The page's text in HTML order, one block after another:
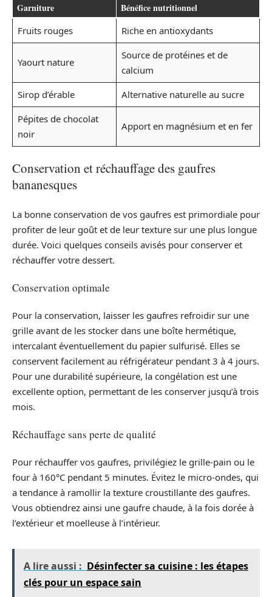
Garniture Bénéfice nutritionnel
Fruits rouges Riche en antioxydants
Yaourt nature
Source de protéines et de
calcium
Sirop d’érable
Alternative naturelle au sucre
Pépites de chocolat
noir
Apport en magnésium et en fer
Conservation et réchauffage des gaufres
bananesques
La bonne conservation de vos gaufres est primordiale pour
profiter de leur goût et de leur texture sur une plus longue
durée. Voici quelques conseils avisés pour conserver et
réchauffer votre dessert.
Conservation optimale
Pour la conservation, laisser les gaufres refroidir sur une
grille avant de les stocker dans une boîte hermétique,
intercalant éventuellement du papier sulfurisé. Elles se
conservent facilement au réfrigérateur pendant 3 à 4 jours.
Pour une durabilité supérieure, la congélation est une
excellente option, permettant de les conserver jusqu’à trois
mois.
Réchauffage sans perte de qualité
Pour réchauffer vos gaufres, privilégiez le grille-pain ou le
four à 160°C pendant 5 minutes. Évitez le micro-ondes, qui
a tendance à ramollir la texture croustillante des gaufres.
Vous obtiendrez ainsi une gaufre chaude, à la fois dorée à
l’extérieur et moelleuse à l’intérieur.
A lire aussi : Désinfecter sa cuisine : les étapes
clés pour un espace sain